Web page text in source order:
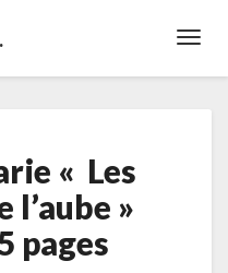
« Les
l’aube »
pages